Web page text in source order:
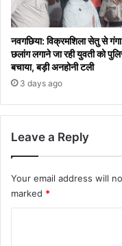
नवगछिया: विक्रमशिला सेतु से
छलांग लगाने जा रही युवती को
बचाया, बड़ी अनहोनी टली
3 days ago
Leave a Reply
Your email address will
marked *